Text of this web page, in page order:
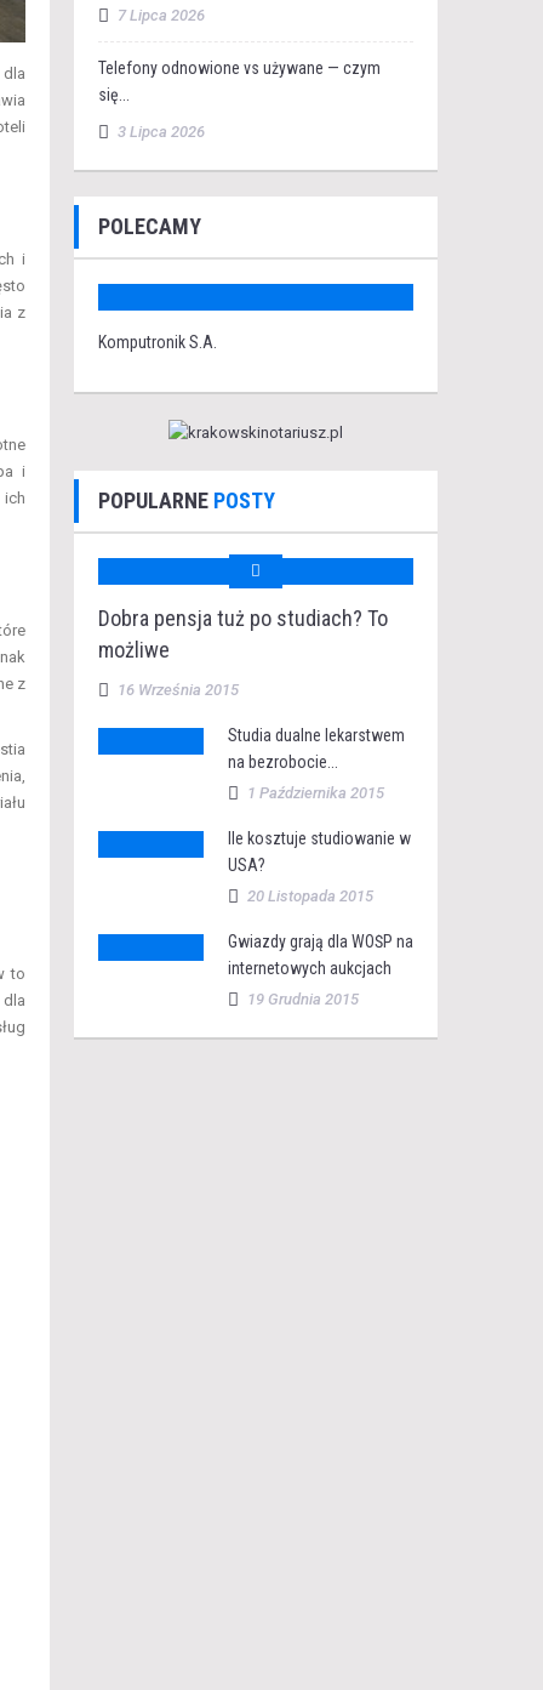
i
z
i
z
to
7 Lipca 2026
Telefony odnowione vs używane — czym
się...
3 Lipca 2026
POLECAMY
Komputronik S.A.
POPULARNE POSTY
Dobra pensja tuż po studiach? To
możliwe
16 Września 2015
Studia dualne lekarstwem
na bezrobocie...
1 Października 2015
Ile kosztuje studiowanie w
USA?
20 Listopada 2015
Gwiazdy grają dla WOŚP na
internetowych aukcjach
19 Grudnia 2015